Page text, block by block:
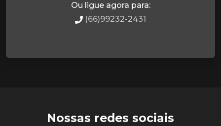
Ou ligue agora para:
(66)99232-2431
Nossas redes sociais